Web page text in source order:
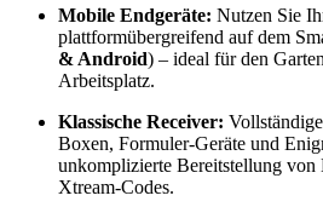
Mobile Endgeräte: Nutzen Sie
plattformübergreifend auf dem
& Android) – ideal für den
Arbeitsplatz.
Klassische Receiver:
Boxen, Formuler-Geräte und
unkomplizierte Bereitstellung
Xtream-Codes.